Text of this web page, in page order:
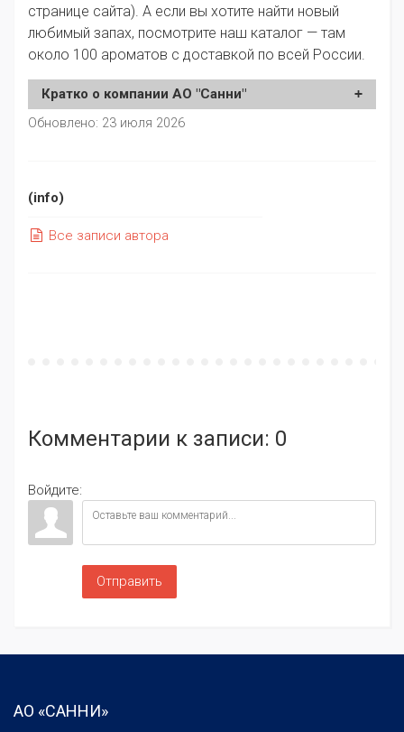
странице сайта). А если вы хотите найти новый
любимый запах, посмотрите наш каталог — там
около 100 ароматов с доставкой по всей России.
Кратко о компании АО "Санни"
Обновлено: 23 июля 2026
(info)
Все записи автора
Комментарии к записи: 0
Войдите:
Отправить
АО «САННИ»